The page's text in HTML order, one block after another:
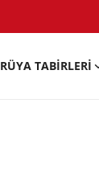
RÜYA TABIRLERI